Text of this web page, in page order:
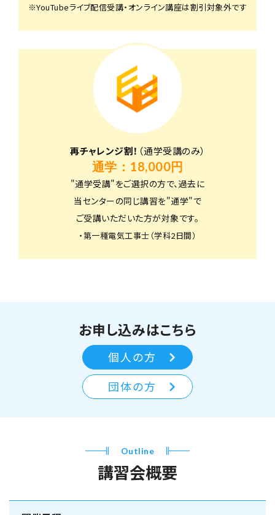
※YouTubeライブ配信受講・オンライン講座は割引対象外です
再チャレンジ割！ （通学受講のみ）
通学：18,000円
"通学受講"をご選択の方で、過去に
当センターの同じ講習を"通学"で
ご受講いただいた方が対象です。
・第一種電気工事士（学科2日間）
お申し込みはこちら
個人の方
団体の方
Outline
講習会概要